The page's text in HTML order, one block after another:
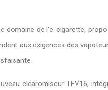
domaine de l’e-cigarette,
aux exigences des
clearomiseur TFV16,